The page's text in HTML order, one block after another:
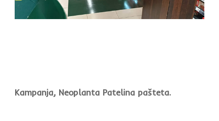
Kampanja, Neoplanta Patelina pašteta.